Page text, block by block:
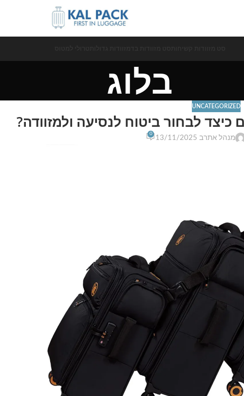
בלוג
UNCATEGORIZED
לבחור ביטוח לנסיעה ולמזוודה?
מנהל אתרב 13/11/2025
0